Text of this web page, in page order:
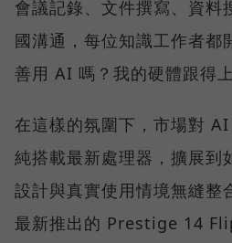
會議記錄、文件撰寫、資料
國溝通，每位知識工作者都
善用 AI 嗎？我的硬體跟得
在這樣的氛圍下，市場對
純搭載最新處理器，擴展到
設計與真實使用情境無縫整
最新推出的 Prestige 14